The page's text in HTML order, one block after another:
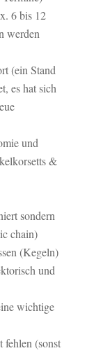
6 bis 12
werden
(ein Stand
es hat sich
und
&
sondern
chain)
(Kegeln)
und
wichtige
fehlen (sonst